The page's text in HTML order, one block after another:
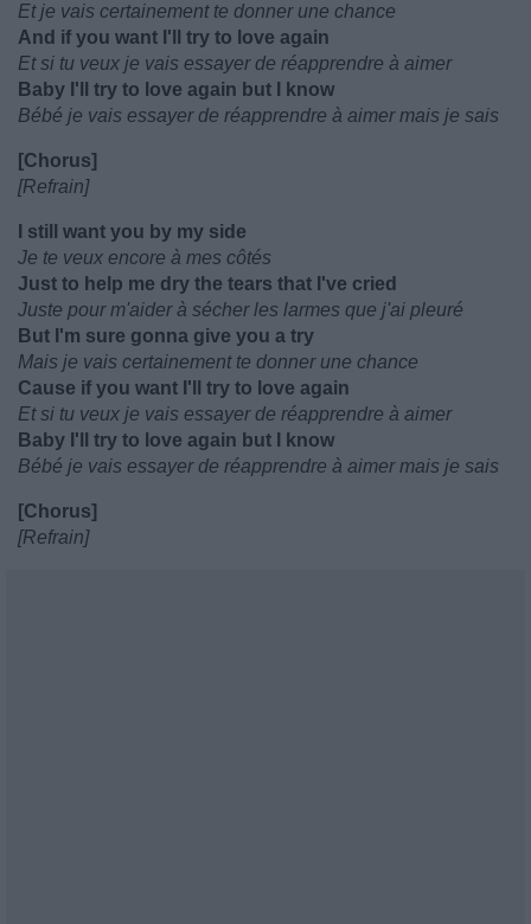
Et je vais certainement te donner une chance
And if you want I'll try to love again
Et si tu veux je vais essayer de réapprendre à aimer
Baby I'll try to love again but I know
Bébé je vais essayer de réapprendre à aimer mais je sais
[Chorus]
[Refrain]
I still want you by my side
Je te veux encore à mes côtés
Just to help me dry the tears that I've cried
Juste pour m'aider à sécher les larmes que j'ai pleuré
But I'm sure gonna give you a try
Mais je vais certainement te donner une chance
Cause if you want I'll try to love again
Et si tu veux je vais essayer de réapprendre à aimer
Baby I'll try to love again but I know
Bébé je vais essayer de réapprendre à aimer mais je sais
[Chorus]
[Refrain]